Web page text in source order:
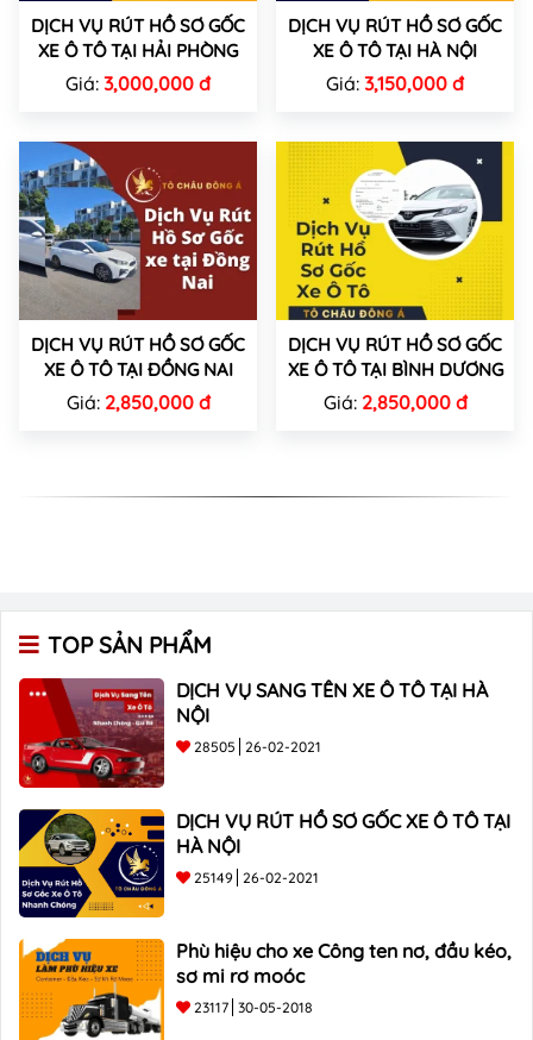
DỊCH VỤ RÚT HỒ SƠ GỐC
XE Ô TÔ TẠI HẢI PHÒNG
Giá: 3,000,000 đ
DỊCH VỤ RÚT HỒ SƠ GỐC
XE Ô TÔ TẠI HÀ NỘI
Giá: 3,150,000 đ
DỊCH VỤ RÚT HỒ SƠ GỐC
XE Ô TÔ TẠI ĐỒNG NAI
Giá: 2,850,000 đ
DỊCH VỤ RÚT HỒ SƠ GỐC
XE Ô TÔ TẠI BÌNH DƯƠNG
Giá: 2,850,000 đ
TOP SẢN PHẨM
DỊCH VỤ SANG TÊN XE Ô TÔ TẠI HÀ
NỘI
28505 26-02-2021
DỊCH VỤ RÚT HỒ SƠ GỐC XE Ô TÔ TẠI
HÀ NỘI
25149 26-02-2021
Phù hiệu cho xe Công ten nơ, đầu kéo,
sơ mi rơ moóc
23117 30-05-2018